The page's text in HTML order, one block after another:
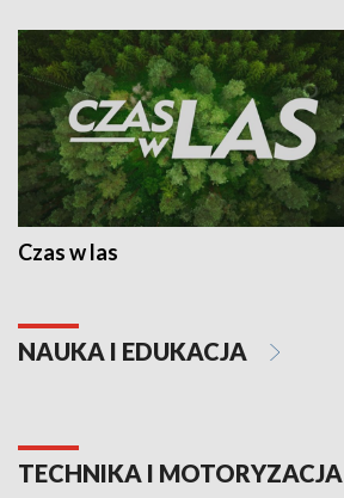
Czas w las
NAUKA I EDUKACJA
TECHNIKA I MOTORYZACJA